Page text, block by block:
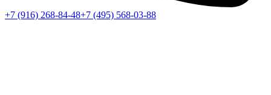
+7 (916) 268-84-48+7 (495) 568-03-88